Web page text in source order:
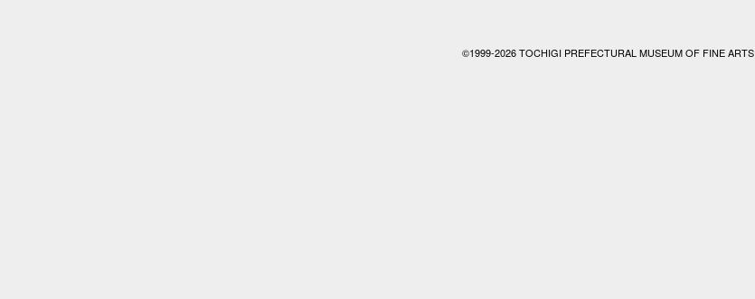
©1999-2026 TOCHIGI PREFECTURAL MUSEUM OF FINE ARTS